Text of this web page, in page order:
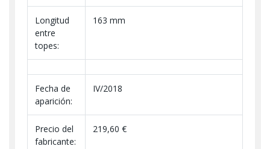
Longitud
entre
topes:
163 mm
Fecha de
aparición:
IV/2018
Precio del
fabricante:
219,60 €